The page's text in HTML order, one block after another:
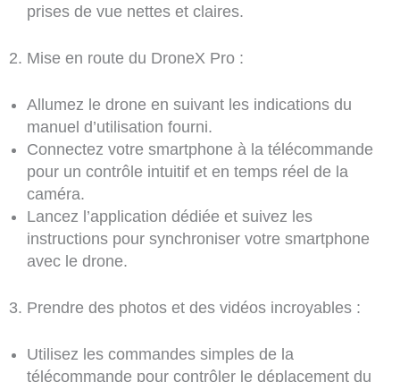
prises de vue nettes et claires.
2. Mise en route du DroneX Pro :
Allumez le drone en suivant les indications du
manuel d’utilisation fourni.
Connectez votre smartphone à la télécommande
pour un contrôle intuitif et en temps réel de la
caméra.
Lancez l’application dédiée et suivez les
instructions pour synchroniser votre smartphone
avec le drone.
3. Prendre des photos et des vidéos incroyables :
Utilisez les commandes simples de la
télécommande pour contrôler le déplacement du